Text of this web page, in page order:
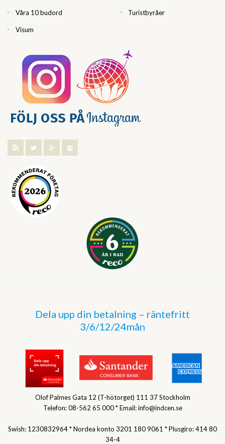
Våra 10 budord Turistbyråer
Visum
Dela upp din betalning – räntefritt
3/6/12/24mån
Olof Palmes Gata 12 (T-hötorget) 111 37 Stockholm
Telefon: 08-562 65 000 * Email: info@indcen.se
Swish: 1230832964 * Nordea konto 3201 180 9061 * Plusgiro: 414 80
34-4